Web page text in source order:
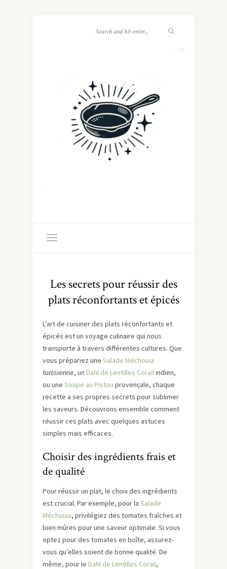
Les secrets pour réussir des
plats réconfortants et épicés
L’art de cuisiner des plats réconfortants et
épicés est un voyage culinaire qui nous
transporte à travers différentes cultures. Que
vous prépariez une Salade Méchouia
tunisienne, un Dahl de Lentilles Corailindien,
ou une Soupe au Pistou provençale, chaque
recette a ses propres secrets pour sublimer
les saveurs. Découvrons ensemble comment
réussir ces plats avec quelques astuces
simples mais efficaces.
Choisir des ingrédients frais et
de qualité
Pour réussir un plat, le choix des ingrédients
est crucial. Par exemple, pour la Salade
Méchouia, privilégiez des tomates fraîches et
bien mûres pour une saveur optimale. Si vous
optez pour des tomates en boîte, assurez-
vous qu’elles soient de bonne qualité. De
même, pour le Dahl de Lentilles Corail,